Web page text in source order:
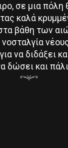
σε μια πόλη
καλά
βάθη των
να διδάξει
δώσει και